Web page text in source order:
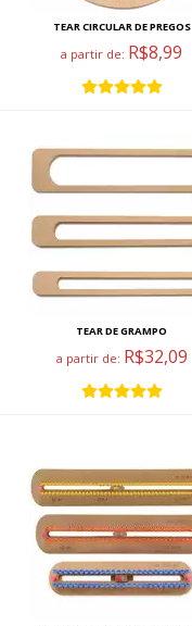
TEAR CIRCULAR DE PREGOS
a partir de: R$8,99
TEAR DE GRAMPO
a partir de: R$32,09